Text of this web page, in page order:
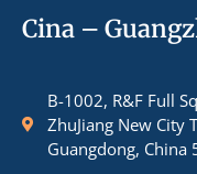
Cina –
B-1002, R&F Full
ZhuJiang New City
Guangdong, China